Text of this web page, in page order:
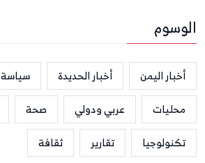
الوسوم
أخبار اليمن أخبار الحديدة سياسة
محليات
عربي ودولي صحة
تكنولوجيا
تقارير ثقافة